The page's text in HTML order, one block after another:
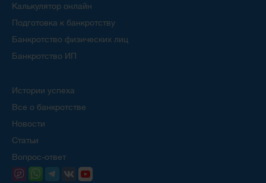
Калькулятор онлайн
Подготовка к банкротству
Банкротство физических лиц
Банкротство ИП
Истории успеха
Все о банкротстве
Новости
Статьи
Вопрос-ответ